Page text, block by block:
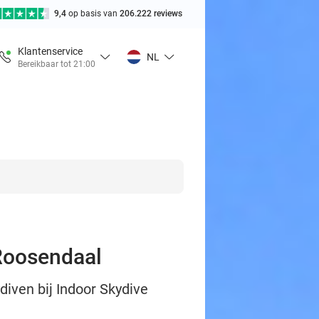
9,4 op basis van 206.222 reviews
Klantenservice
Bereikbaar tot 21:00
NL
bij Indoor Skydive